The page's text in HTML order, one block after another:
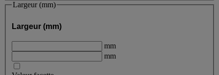
Largeur (mm)
Largeur (mm)
mm
mm